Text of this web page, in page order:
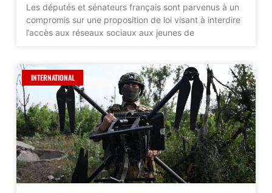
Les députés et sénateurs français sont parvenus à un
compromis sur une proposition de loi visant à interdire
l’accès aux réseaux sociaux aux jeunes de
INTERNATIONAL